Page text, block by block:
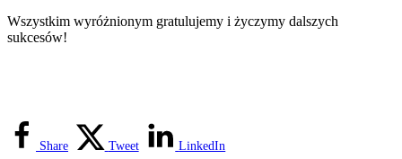
Wszystkim wyróżnionym gratulujemy i życzymy dalszych
sukcesów!
Share Tweet LinkedIn